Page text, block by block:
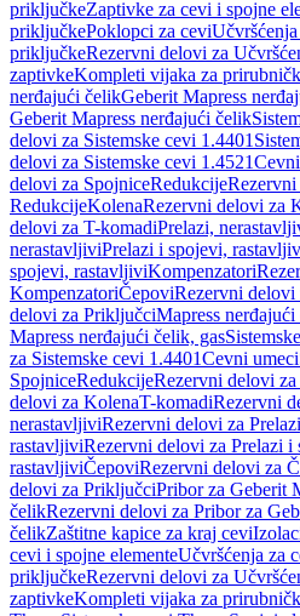
priključkeZaptivke za cevi i spojne
priključkePoklopci za cevi
priključkeRezervni delovi za
zaptivkeKompleti vijaka za
nerđajući čelikGeberit Mapress
Geberit Mapress nerđajući čelik
delovi za Sistemske cevi 1.4401
delovi za Sistemske cevi 1.4521
delovi za SpojniceRedukcije
RedukcijeKolenaRezervni delovi za
delovi za T-komadiPrelazi,
nerastavljiviPrelazi i spojevi,
spojevi, rastavljiviKompenzatori
KompenzatoriČepoviRezervni delovi
delovi za PriključciMapress
Mapress nerđajući čelik, gas
za Sistemske cevi 1.4401Cevni umeci
SpojniceRedukcijeRezervni delovi
delovi za KolenaT-komadiRezervni
nerastavljiviRezervni delovi za
rastavljiviRezervni delovi za Prelazi i
rastavljiviČepoviRezervni delovi za
delovi za PriključciPribor za Geberit
čelikRezervni delovi za Pribor za
čelikZaštitne kapice za kraj cevi
cevi i spojne elementeUčvršćenja za
priključkeRezervni delovi za
zaptivkeKompleti vijaka za